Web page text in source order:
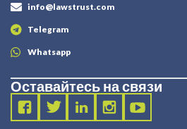
info@lawstrust.com
Telegram
Whatsapp
Оставайтесь на связи